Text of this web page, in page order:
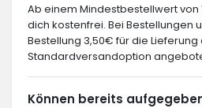
Ab einem Mindestbestellwert von
dich kostenfrei. Bei Bestellungen
Bestellung 3,50€ für die Lieferung
Standardversandoption
Können bereits